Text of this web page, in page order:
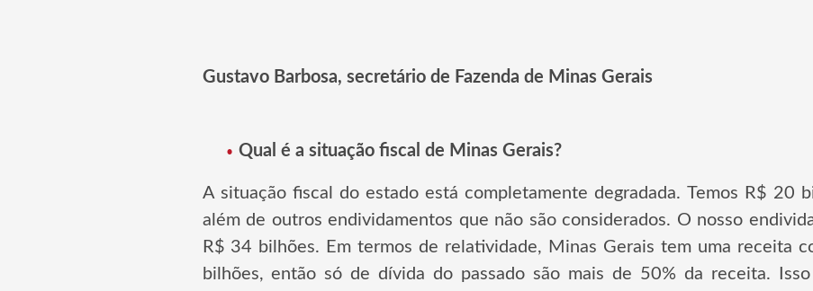
Gustavo Barbosa, secretário de Fazenda de Minas Gerais
Qual é a situação fiscal de Minas Gerais?
A situação fiscal do estado está completamente degradada. Temos R$ 20
além de outros endividamentos que não são considerados. O nosso
R$ 34 bilhões. Em termos de relatividade, Minas Gerais tem uma receita
bilhões, então só de dívida do passado são mais de 50% da receita.